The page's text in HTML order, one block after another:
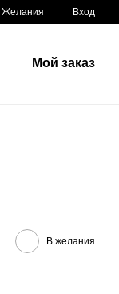
Желания Вход
Мой заказ
В желания